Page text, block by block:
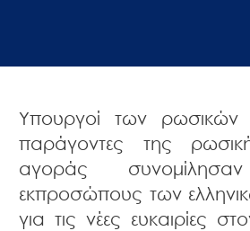
Υπουργοί των ρωσικών
παράγοντες της
αγοράς
εκπροσώπους των
για τις νέες ευκαιρίες